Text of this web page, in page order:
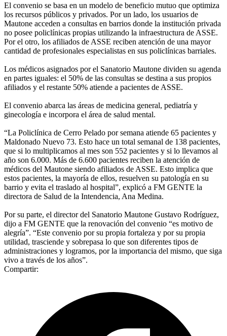
El convenio se basa en un modelo de beneficio mutuo que optimiza
los recursos públicos y privados. Por un lado, los usuarios de
Mautone acceden a consultas en barrios donde la institución privada
no posee policlínicas propias utilizando la infraestructura de ASSE.
Por el otro, los afiliados de ASSE reciben atención de una mayor
cantidad de profesionales especialistas en sus policlínicas barriales.
Los médicos asignados por el Sanatorio Mautone dividen su agenda
en partes iguales: el 50% de las consultas se destina a sus propios
afiliados y el restante 50% atiende a pacientes de ASSE.
El convenio abarca las áreas de medicina general, pediatría y
ginecología e incorpora el área de salud mental.
“La Policlínica de Cerro Pelado por semana atiende 65 pacientes y
Maldonado Nuevo 73. Esto hace un total semanal de 138 pacientes,
que si lo multiplicamos al mes son 552 pacientes y si lo llevamos al
año son 6.000. Más de 6.600 pacientes reciben la atención de
médicos del Mautone siendo afiliados de ASSE. Esto implica que
estos pacientes, la mayoría de ellos, resuelven su patología en su
barrio y evita el traslado al hospital”, explicó a FM GENTE la
directora de Salud de la Intendencia, Ana Medina.
Por su parte, el director del Sanatorio Mautone Gustavo Rodríguez,
dijo a FM GENTE que la renovación del convenio “es motivo de
alegría”. “Este convenio por su propia fortaleza y por su propia
utilidad, trasciende y sobrepasa lo que son diferentes tipos de
administraciones y logramos, por la importancia del mismo, que siga
vivo a través de los años”.
Compartir: